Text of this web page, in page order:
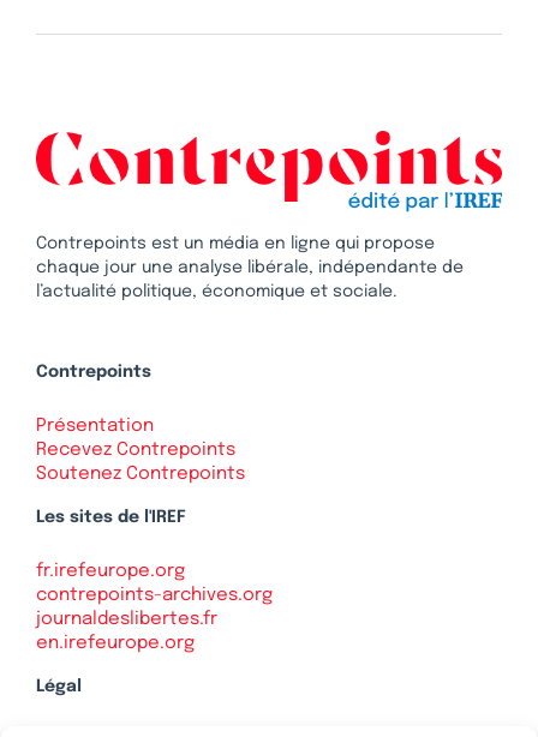
Contrepoints est un média en ligne qui propose
chaque jour une analyse libérale, indépendante de
l’actualité politique, économique et sociale.
Contrepoints
Présentation
Recevez Contrepoints
Soutenez Contrepoints
Les sites de l'IREF
fr.irefeurope.org
contrepoints-archives.org
journaldeslibertes.fr
en.irefeurope.org
Légal